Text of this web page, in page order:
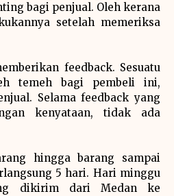
bagi penjual. Oleh kerana
setelah memeriksa
feedback. Sesuatu
temeh bagi pembeli ini,
Selama feedback yang
kenyataan, tidak ada
hingga barang sampai
5 hari. Hari minggu
dikirim dari Medan ke